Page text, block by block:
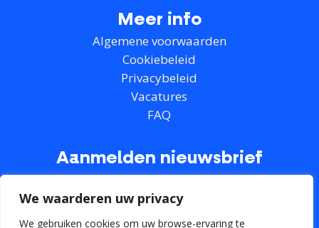
We waarderen uw privacy
We gebruiken cookies om uw browse-ervaring te
Meer info
Algemene voorwaarden
Cookiebeleid
Privacybeleid
Vacatures
FAQ
Aanmelden nieuwsbrief